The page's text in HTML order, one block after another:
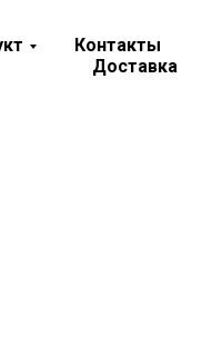
Контакты
Доставка